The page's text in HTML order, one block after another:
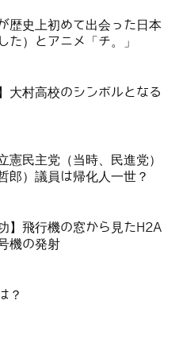
歴史上初めて出会った日本
た）とアニメ「チ。」
大村高校のシンボルとなる
憲民主党（当時、民進党）
郎）議員は帰化人一世？
】飛行機の窓から見たH2A
機の発射
？